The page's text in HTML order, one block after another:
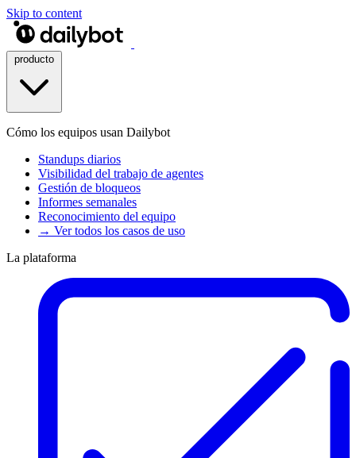
Skip to content
Cómo los equipos usan Dailybot
Standups diarios
Visibilidad del trabajo de agentes
Gestión de bloqueos
Informes semanales
Reconocimiento del equipo
→ Ver todos los casos de uso
La plataforma